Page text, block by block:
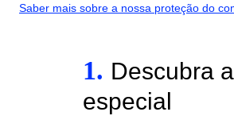
Saber mais sobre a nossa proteção do
1. Descubra
especial